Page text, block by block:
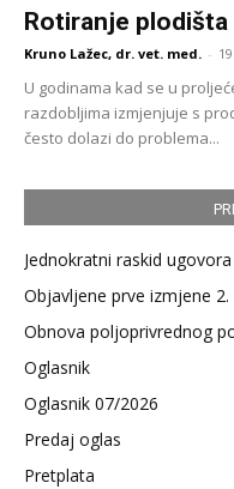
Rotiranje plodišta
Kruno Lažec, dr. vet. med. -
U godinama kad se u
razdobljima izmjenjuje s
često dolazi do problema...
Jednokratni raskid ugovora
Objavljene prve izmjene
Obnova poljoprivrednog
Oglasnik
Oglasnik 07/2026
Predaj oglas
Pretplata